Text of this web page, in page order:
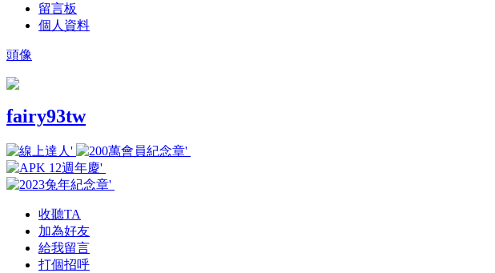
留言板
個人資料
頭像
fairy93tw
收聽TA
加為好友
給我留言
打個招呼